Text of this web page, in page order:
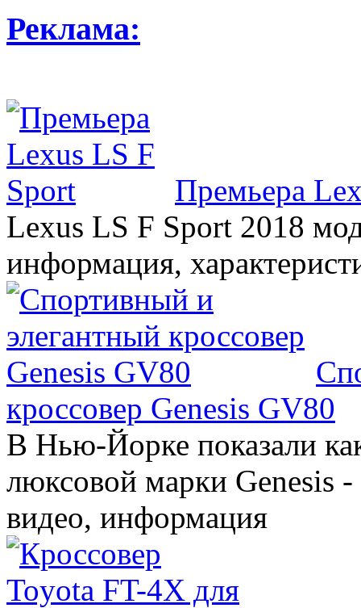
Реклама:
Премьера
Lexus LS F Sport 2018
информация,
кроссовер Genesis GV80
В Нью-Йорке показали
люксовой марки Genesis
видео, информация